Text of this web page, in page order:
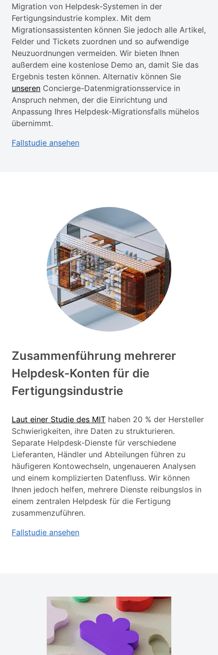
Migration von Helpdesk-Systemen in der
Fertigungsindustrie komplex. Mit dem
Migrationsassistenten können Sie jedoch alle Artikel,
Felder und Tickets zuordnen und so aufwendige
Neuzuordnungen vermeiden. Wir bieten Ihnen
außerdem eine kostenlose Demo an, damit Sie das
Ergebnis testen können. Alternativ können Sie
unseren Concierge-Datenmigrationsservice in
Anspruch nehmen, der die Einrichtung und
Anpassung Ihres Helpdesk-Migrationsfalls mühelos
übernimmt.
Fallstudie ansehen
Zusammenführung mehrerer
Helpdesk-Konten für die
Fertigungsindustrie
Laut einer Studie des MIT haben 20 % der Hersteller
Schwierigkeiten, ihre Daten zu strukturieren.
Separate Helpdesk-Dienste für verschiedene
Lieferanten, Händler und Abteilungen führen zu
häufigeren Kontowechseln, ungenaueren Analysen
und einem komplizierten Datenfluss. Wir können
Ihnen jedoch helfen, mehrere Dienste reibungslos in
einem zentralen Helpdesk für die Fertigung
zusammenzuführen.
Fallstudie ansehen